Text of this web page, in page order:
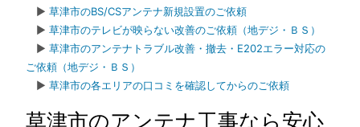
▶ 草津市のBS/CSアンテナ新規設置のご依頼
▶ 草津市のテレビが映らない改善のご依頼（地デジ・ＢＳ）
▶ 草津市のアンテナトラブル改善・撤去・E202エラー対応の
ご依頼（地デジ・ＢＳ）
▶ 草津市の各エリアの口コミを確認してからのご依頼
草津市のアンテナ工事なら安心